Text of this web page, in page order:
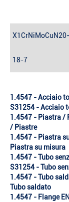
X1CrNiMoCuN20-
18-7
1.4547 - Acciaio
S31254 - Acciaio
1.4547 - Piastra /
/ Piastre
1.4547 - Piastra
Piastra su misura
1.4547 - Tubo
S31254 - Tubo
1.4547 - Tubo
Tubo saldato
1.4547 - Flange